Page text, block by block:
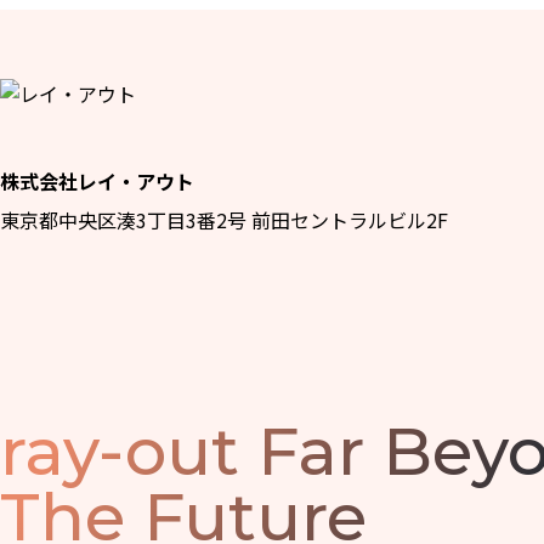
株式会社レイ・アウト
東京都中央区湊3丁目3番2号 前田セントラルビル2F
ray-out Far
The Future